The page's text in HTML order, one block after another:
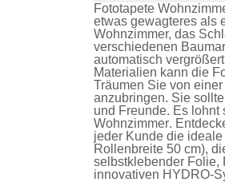
Fototapete
etwas gewagteres als
Wohnzimmer, das
verschiedenen
automatisch
Materialien kann die
Träumen Sie von
anzubringen. Sie
und Freunde. Es lohnt
Wohnzimmer.
jeder Kunde die
Rollenbreite 50 cm),
selbstklebender Folie,
innovativen HYDRO-